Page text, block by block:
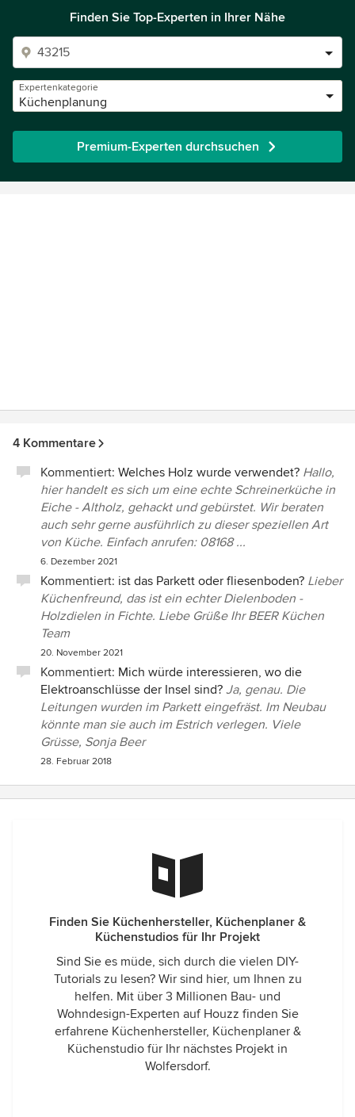
Finden Sie Top-Experten in Ihrer Nähe
Expertenkategorie
Küchenplanung
Premium-Experten durchsuchen
4 Kommentare
Kommentiert: Welches Holz wurde verwendet? Hallo,
hier handelt es sich um eine echte Schreinerküche in
Eiche - Altholz, gehackt und gebürstet. Wir beraten
auch sehr gerne ausführlich zu dieser speziellen Art
von Küche. Einfach anrufen: 08168 ...
6. Dezember 2021
Kommentiert: ist das Parkett oder fliesenboden? Lieber
Küchenfreund, das ist ein echter Dielenboden -
Holzdielen in Fichte. Liebe Grüße Ihr BEER Küchen
Team
20. November 2021
Kommentiert: Mich würde interessieren, wo die
Elektroanschlüsse der Insel sind? Ja, genau. Die
Leitungen wurden im Parkett eingefräst. Im Neubau
könnte man sie auch im Estrich verlegen. Viele
Grüsse, Sonja Beer
28. Februar 2018
Finden Sie Küchenhersteller, Küchenplaner &
Küchenstudios für Ihr Projekt
Sind Sie es müde, sich durch die vielen DIY-
Tutorials zu lesen? Wir sind hier, um Ihnen zu
helfen. Mit über 3 Millionen Bau- und
Wohndesign-Experten auf Houzz finden Sie
erfahrene Küchenhersteller, Küchenplaner &
Küchenstudio für Ihr nächstes Projekt in
Wolfersdorf.